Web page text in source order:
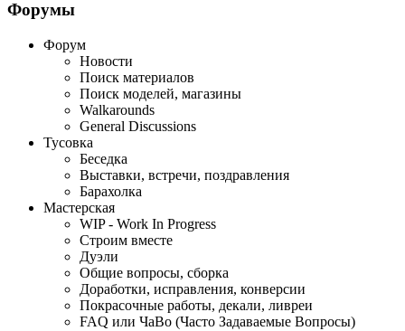
Форумы
Форум
Новости
Поиск материалов
Поиск моделей, магазины
Walkarounds
General Discussions
Тусовка
Беседка
Выставки, встречи, поздравления
Барахолка
Мастерская
WIP - Work In Progress
Строим вместе
Дуэли
Общие вопросы, сборка
Доработки, исправления, конверсии
Покрасочные работы, декали, ливреи
FAQ или ЧаВо (Часто Задаваемые Вопросы)